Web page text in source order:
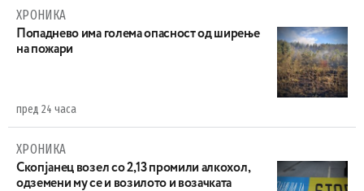
ХРОНИКА
Попаднево има голема опасност од ширење
на пожари
пред 24 часа
ХРОНИКА
Скопјанец возел со 2,13 промили алкохол,
одземени му се и возилото и возачката